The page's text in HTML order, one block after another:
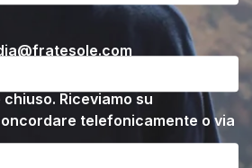
Riceviamo su
telefonicamente o via